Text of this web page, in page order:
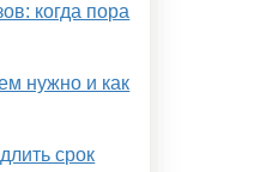
когда пора
нужно и как
срок